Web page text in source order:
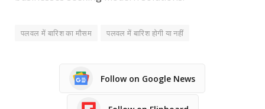
पलवल में बारिश का मौसम पलवल में बारिश होगी या नहीं
Follow on Google News